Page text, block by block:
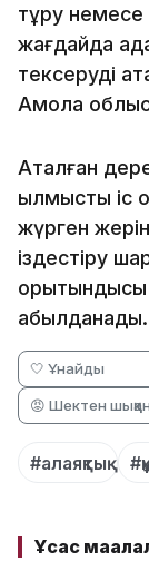
тұру немесе
жағдайда
тексеруді
Ақмола
Аталған
қылмыстық іс
жүрген
іздестіру
қабылданады.
🤍 Ұнайды
😡 Шектен шыққан
#алаяқтық
Ұқсас